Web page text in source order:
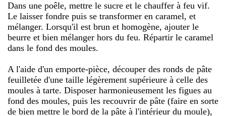
Dans une poêle, mettre le sucre et le chauffer à feu vif.
Le laisser fondre puis se transformer en caramel, et
mélanger. Lorsqu'il est brun et homogène, ajouter le
beurre et bien mélanger hors du feu. Répartir le caramel
dans le fond des moules.
A l'aide d'un emporte-pièce, découper des ronds de pâte
feuilletée d'une taille légèrement supérieure à celle des
moules à tarte. Disposer harmonieusement les figues au
fond des moules, puis les recouvrir de pâte (faire en sorte
de bien mettre le bord de la pâte à l'intérieur du moule),